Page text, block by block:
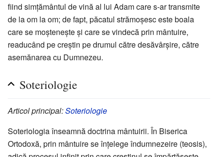
fiind simțământul de vină al lui Adam care s-ar transmite
de la om la om; de fapt, păcatul strămoșesc este boala
care se moștenește și care se vindecă prin mântuire,
readucând pe creștin pe drumul către desăvârșire, către
asemănarea cu Dumnezeu.
Soteriologie
Articol principal:Soteriologie
Soteriologia înseamnă doctrina mântuirii. În Biserica
Ortodoxă, prin mântuire se înțelege îndumnezeire (teosis),